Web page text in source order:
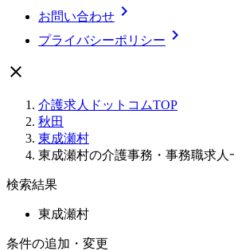
お問い合わせ 
プライバシーポリシー 

介護求人ドットコムTOP
秋田
東成瀬村
東成瀬村の介護事務・事務職求人
検索結果
東成瀬村
条件の追加・変更